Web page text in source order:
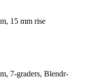
15 mm rise
7-graders, Blendr-